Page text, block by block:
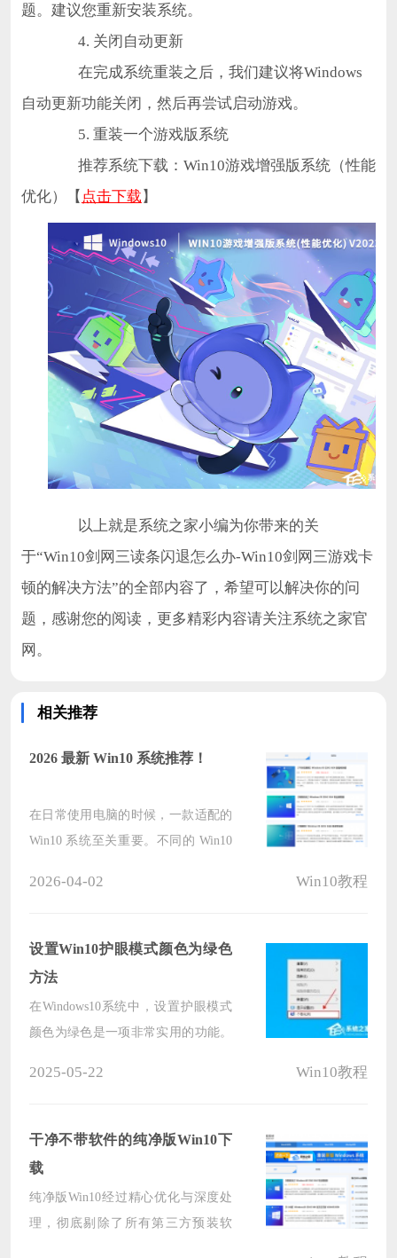
题。建议您重新安装系统。
4. 关闭自动更新
在完成系统重装之后，我们建议将Windows
自动更新功能关闭，然后再尝试启动游戏。
5. 重装一个游戏版系统
推荐系统下载：Win10游戏增强版系统（性能
优化）【 点击下载 】
以上就是系统之家小编为你带来的关
于“Win10剑网三读条闪退怎么办-Win10剑网三游戏卡
顿的解决方法”的全部内容了，希望可以解决你的问
题，感谢您的阅读，更多精彩内容请关注系统之家官
网。
相关推荐
2026 最新 Win10 系统推荐！
在日常使用电脑的时候，一款适配的
Win10 系统至关重要。不同的 Win10
时光带来畅快体验的系统呢？下面就
和小编一起来看看吧。
2026-04-02 Win10教程
设置Win10护眼模式颜色为绿色
方法
在Windows10系统中，设置护眼模式
颜色为绿色是一项非常实用的功能。
如何去设置呢？其实非常简单，下面
就和小编一起来看看吧。
2025-05-22 Win10教程
干净不带软件的纯净版Win10下
载
纯净版Win10经过精心优化与深度处
理，彻底剔除了所有第三方预装软